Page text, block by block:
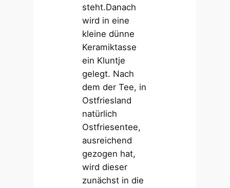
steht.Danach
wird in eine
kleine dünne
Keramiktasse
ein Kluntje
gelegt. Nach
dem der Tee, in
Ostfriesland
natürlich
Ostfriesentee,
ausreichend
gezogen hat,
wird dieser
zunächst in die